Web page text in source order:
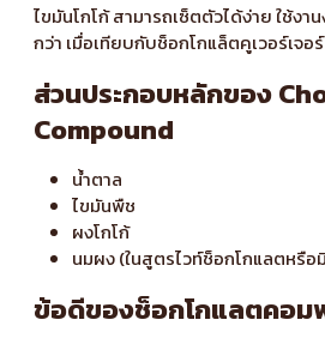
ไขมันโกโก้ สามารถเซ็ตตัวได้ง่าย ใช้งา
กว่า เมื่อเทียบกับช็อกโกแล็ตคูเวอร์เจอร์
ส่วนประกอบหลักของ
Compound
น้ำตาล
ไขมันพืช
ผงโกโก้
นมผง (ในสูตรไวท์ช็อกโกแลตหรื
ข้อดีของช็อกโกแลตคอม